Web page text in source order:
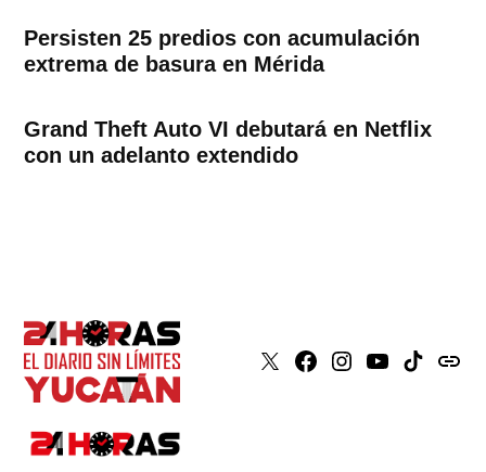
Persisten 25 predios con acumulación
extrema de basura en Mérida
Grand Theft Auto VI debutará en Netflix
con un adelanto extendido
X Faceboook
Instagram
YoutubeTiktokissuu